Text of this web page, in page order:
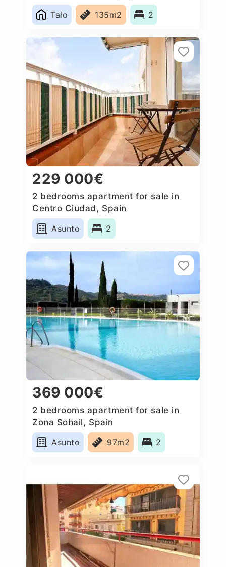
Talo
135m2 2
229 000€
2 bedrooms apartment for sale in
Centro Ciudad, Spain
Asunto
2
369 000€
2 bedrooms apartment for sale in
Zona Sohail, Spain
Asunto
97m2 2